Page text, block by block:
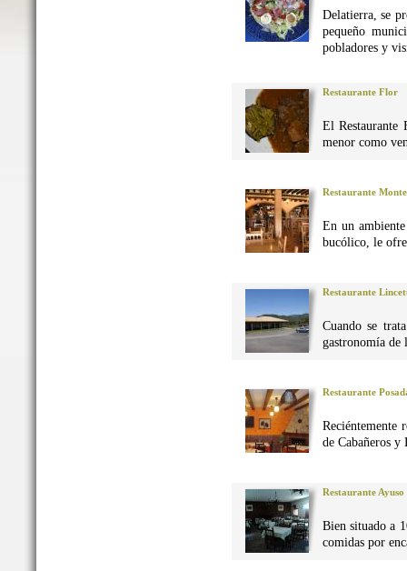
Delatierra, se
pequeño
pobladores y
Restaurante Flor
El Restaurante
menor como
Restaurante
En un
bucólico, le
Restaurante
Cuando se
gastronomía de
Restaurante
Reciéntemente
de Cabañeros y
Restaurante Ayuso
Bien situado a
comidas por